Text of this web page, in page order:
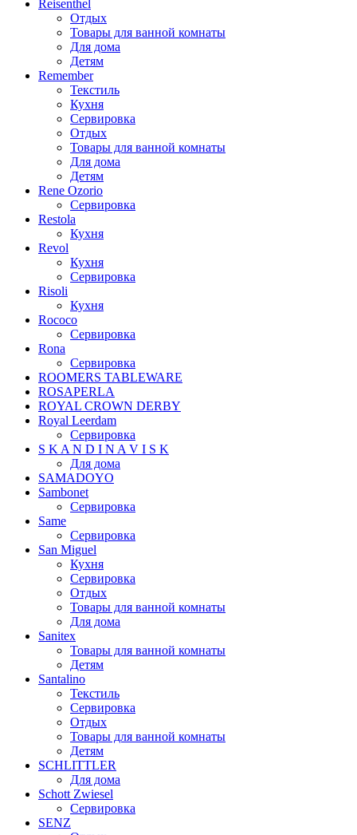
Reisenthel
Отдых
Товары для ванной комнаты
Для дома
Детям
Remember
Текстиль
Кухня
Сервировка
Отдых
Товары для ванной комнаты
Для дома
Детям
Rene Ozorio
Сервировка
Restola
Кухня
Revol
Кухня
Сервировка
Risoli
Кухня
Rococo
Сервировка
Rona
Сервировка
ROOMERS TABLEWARE
ROSAPERLA
ROYAL CROWN DERBY
Royal Leerdam
Сервировка
S K A N D I N A V I S K
Для дома
SAMADOYO
Sambonet
Сервировка
Same
Сервировка
San Miguel
Кухня
Сервировка
Отдых
Товары для ванной комнаты
Для дома
Sanitex
Товары для ванной комнаты
Детям
Santalino
Текстиль
Сервировка
Отдых
Товары для ванной комнаты
Детям
SCHLITTLER
Для дома
Schott Zwiesel
Сервировка
SENZ